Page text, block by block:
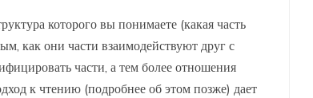
которого вы понимаете (какая часть
как они части взаимодействуют друг с
части, а тем более отношения
к чтению (подробнее об этом позже) дает